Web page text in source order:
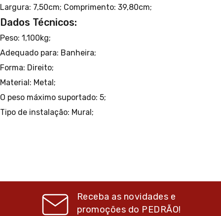
Largura: 7,50cm; Comprimento: 39,80cm;
Dados Técnicos:
Peso: 1,100kg;
Adequado para: Banheira;
Forma: Direito;
Material: Metal;
O peso máximo suportado: 5;
Tipo de instalação: Mural;
Receba as novidades e
promoções do PEDRÃO!